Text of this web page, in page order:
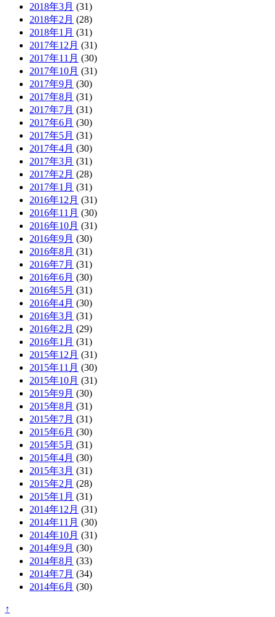
2018年3月 (31)
2018年2月 (28)
2018年1月 (31)
2017年12月 (31)
2017年11月 (30)
2017年10月 (31)
2017年9月 (30)
2017年8月 (31)
2017年7月 (31)
2017年6月 (30)
2017年5月 (31)
2017年4月 (30)
2017年3月 (31)
2017年2月 (28)
2017年1月 (31)
2016年12月 (31)
2016年11月 (30)
2016年10月 (31)
2016年9月 (30)
2016年8月 (31)
2016年7月 (31)
2016年6月 (30)
2016年5月 (31)
2016年4月 (30)
2016年3月 (31)
2016年2月 (29)
2016年1月 (31)
2015年12月 (31)
2015年11月 (30)
2015年10月 (31)
2015年9月 (30)
2015年8月 (31)
2015年7月 (31)
2015年6月 (30)
2015年5月 (31)
2015年4月 (30)
2015年3月 (31)
2015年2月 (28)
2015年1月 (31)
2014年12月 (31)
2014年11月 (30)
2014年10月 (31)
2014年9月 (30)
2014年8月 (33)
2014年7月 (34)
2014年6月 (30)
↑